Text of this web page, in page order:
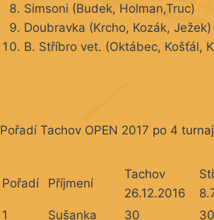
Simsoni (Budek, Holman,Truc)
Doubravka (Krcho, Kozák, Ježek)
B. Stříbro vet. (Oktábec, Košťál,
Pořadí Tachov OPEN 2017 po 4
Pořadí Příjmení
Tachov
26.12.2016
1
Sušanka 30 30